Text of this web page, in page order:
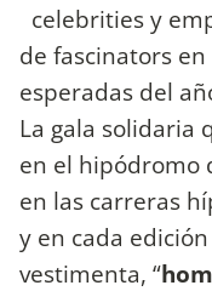
celebrities y
de fascinators
esperadas del
La gala solidaria
en el hipódromo
en las carreras
y en cada
vestimenta, “